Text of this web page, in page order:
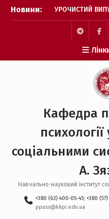
Перейти
Новини:
УРОЧИСТИЙ
БАКАЛАВРІВ 2026
вступай та
шлях до
Німеччині
ВІД СТУДЕНТА
ФІЛОСОФІЇ
УСПІШНЕ
СТУПЕНЯ PhD З
ПЕДАГОГІКИ
Telegram
Кафедра
соціальними
А.
Навчально-науковий інститут
+380 (63) 400-05-45; +380 (57)
ppuss@khpi.edu.ua